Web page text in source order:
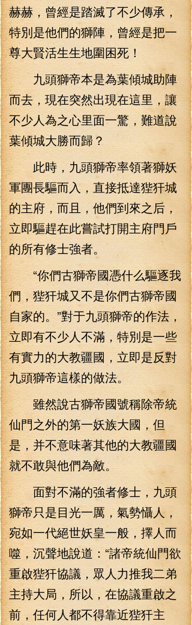
赫赫，曾經是踏滅了不少傳承，
特別是他們的獅陣，曾經是把一
尊大賢活生生地圍困死！
九頭獅帝本是為葉傾城助陣
而去，現在突然出現在這里，讓
不少人為之心里面一驚，難道說
葉傾城大勝而歸？
此時，九頭獅帝率領著獅妖
軍團長驅而入，直接抵達狴犴城
的主府，而且，他們到來之后，
立即驅趕在此嘗試打開主府門戶
的所有修士強者。
“你們古獅帝國憑什么驅逐我
們，狴犴城又不是你們古獅帝國
自家的。”對于九頭獅帝的作法，
立即有不少人不滿，特別是一些
有實力的大教疆國，立即是反對
九頭獅帝這樣的做法。
雖然說古獅帝國號稱除帝統
仙門之外的第一妖族大國，但
是，并不意味著其他的大教疆國
就不敢與他們為敵。
面對不滿的強者修士，九頭
獅帝只是目光一厲，氣勢懾人，
宛如一代絕世妖皇一般，擇人而
噬，沉聲地說道：“諸帝統仙門欲
重啟狴犴協議，眾人力推我二弟
主持大局，所以，在協議重啟之
前，任何人都不得靠近狴犴主